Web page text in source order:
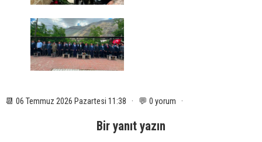
📆 06 Temmuz 2026 Pazartesi 11:38 · 💬 0 yorum ·
Bir yanıt yazın